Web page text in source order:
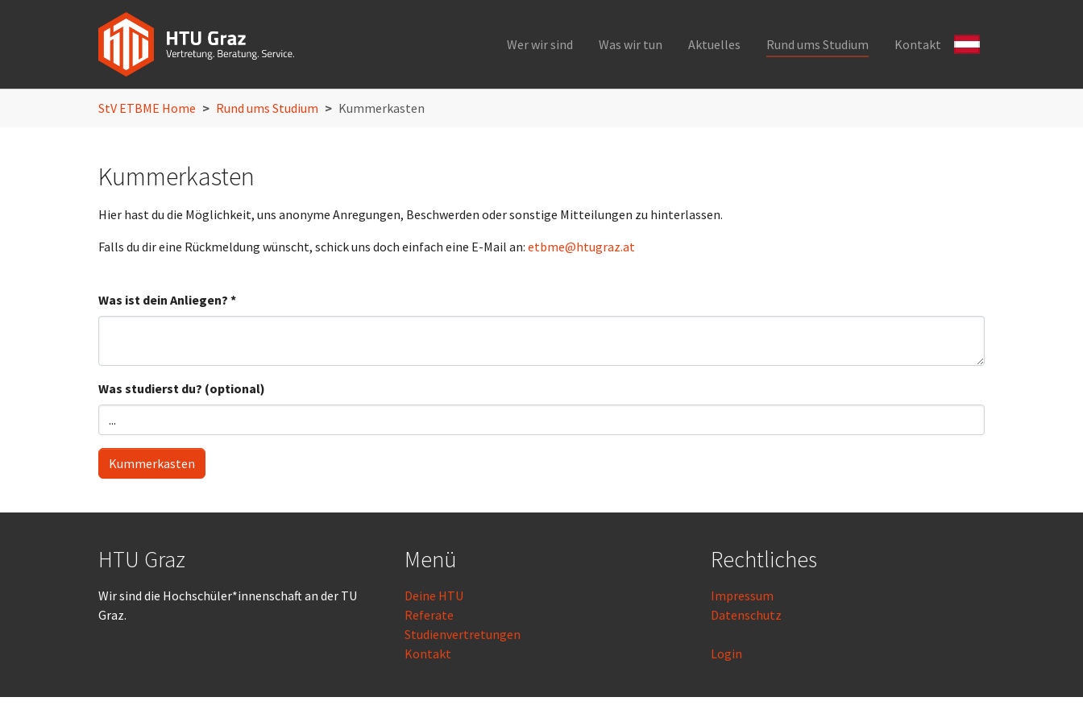
Wer wir sind Was wir tun Aktuelles Rund ums Studium Kontakt
StV ETBME Home Rund ums Studium Kummerkasten
Kummerkasten
Hier hast du die Möglichkeit, uns anonyme Anregungen, Beschwerden oder sonstige Mitteilungen zu hinterlassen.
Falls du dir eine Rückmeldung wünscht, schick uns doch einfach eine E-Mail an: etbme@htugraz.at
Was ist dein Anliegen? *
Was studierst du? (optional)
Kummerkasten
HTU Graz
Wir sind die Hochschüler*innenschaft an der TU
Graz.
Menü
Deine HTU
Referate
Studienvertretungen
Kontakt
Rechtliches
Impressum
Datenschutz
Login